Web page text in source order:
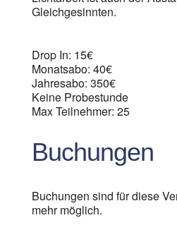
Gleichgesinnten.
Drop In: 15€
Monatsabo: 40€
Jahresabo: 350€
Keine Probestunde
Max Teilnehmer: 25
Buchungen
Buchungen sind für diese
mehr möglich.